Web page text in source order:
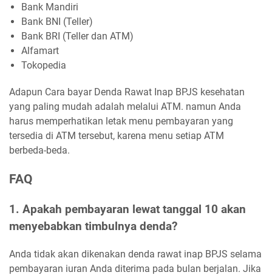
Bank Mandiri
Bank BNI (Teller)
Bank BRI (Teller dan ATM)
Alfamart
Tokopedia
Adapun Cara bayar Denda Rawat Inap BPJS kesehatan
yang paling mudah adalah melalui ATM. namun Anda
harus memperhatikan letak menu pembayaran yang
tersedia di ATM tersebut, karena menu setiap ATM
berbeda-beda.
FAQ
1. Apakah pembayaran lewat tanggal 10 akan
menyebabkan timbulnya denda?
Anda tidak akan dikenakan denda rawat inap BPJS selama
pembayaran iuran Anda diterima pada bulan berjalan. Jika